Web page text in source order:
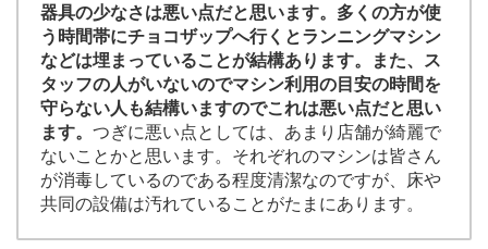
器具の少なさは悪い点だと思います。多くの方が使
う時間帯にチョコザップへ行くとランニングマシン
などは埋まっていることが結構あります。また、ス
タッフの人がいないのでマシン利用の目安の時間を
守らない人も結構いますのでこれは悪い点だと思い
ます。 つぎに悪い点としては、あまり店舗が綺麗で
ないことかと思います。それぞれのマシンは皆さん
が消毒しているのである程度清潔なのですが、床や
共同の設備は汚れていることがたまにあります。